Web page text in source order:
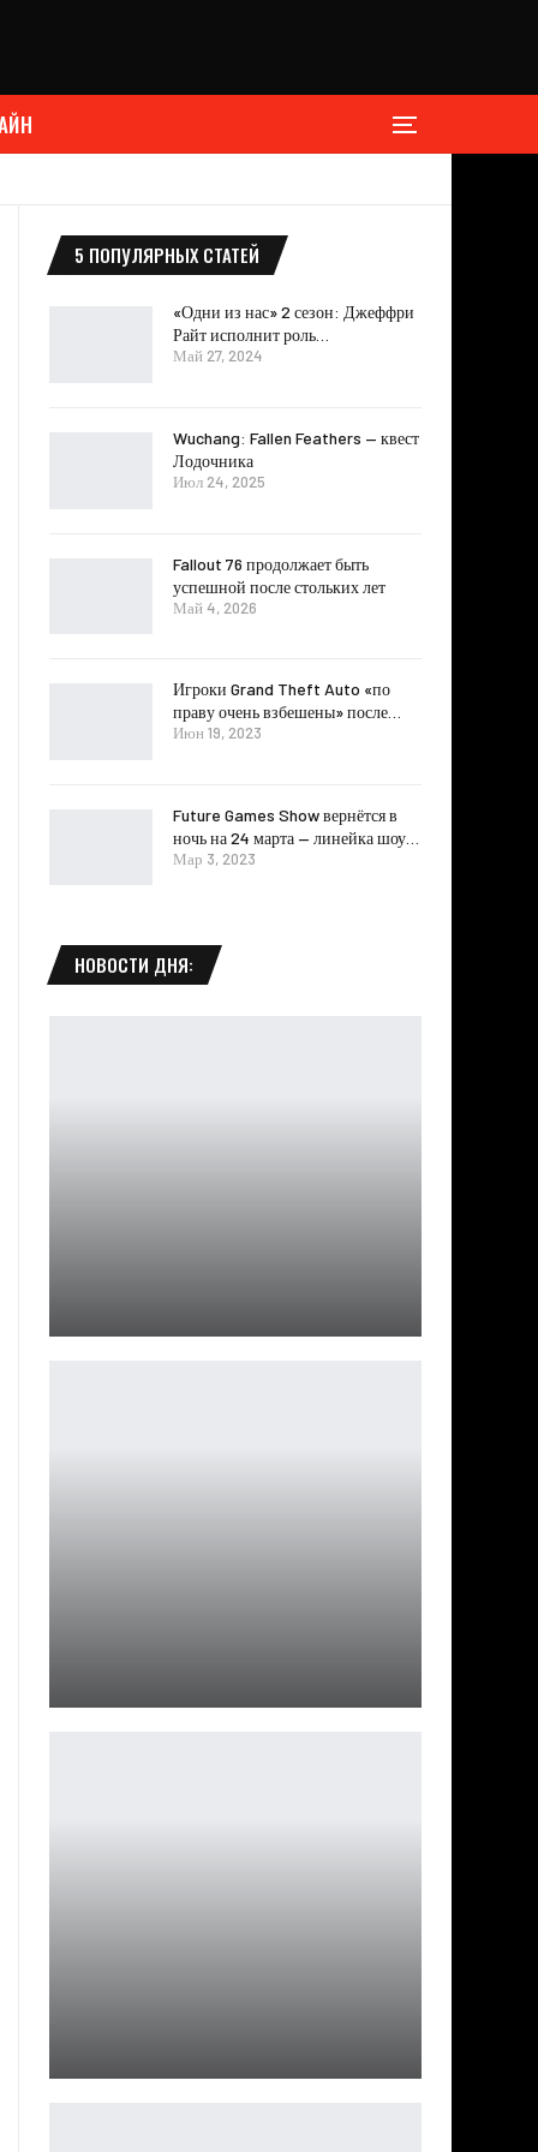
5 ПОПУЛЯРНЫХ СТАТЕЙ
«Одни из нас» 2 сезон: Джеффри
Райт исполнит роль…
Май 27, 2024
Wuchang: Fallen Feathers — квест
Лодочника
Июл 24, 2025
Fallout 76 продолжает быть
успешной после стольких лет
Май 4, 2026
Игроки Grand Theft Auto «по
праву очень взбешены» после…
Июн 19, 2023
Future Games Show вернётся в
ночь на 24 марта — линейка шоу…
Мар 3, 2023
НОВОСТИ ДНЯ: